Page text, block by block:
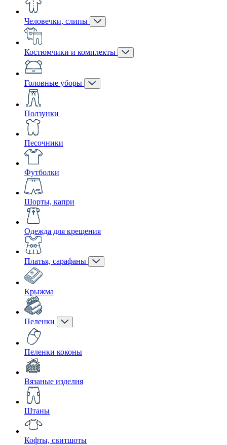
Человечки, слипы
Костюмчики и комплекты
Головные уборы
Ползунки
Песочники
Футболки
Шорты, капри
Одежда для крещения
Платья, сарафаны
Крыжма
Пеленки
Пеленки коконы
Вязаные изделия
Штаны
Кофты, свитшоты